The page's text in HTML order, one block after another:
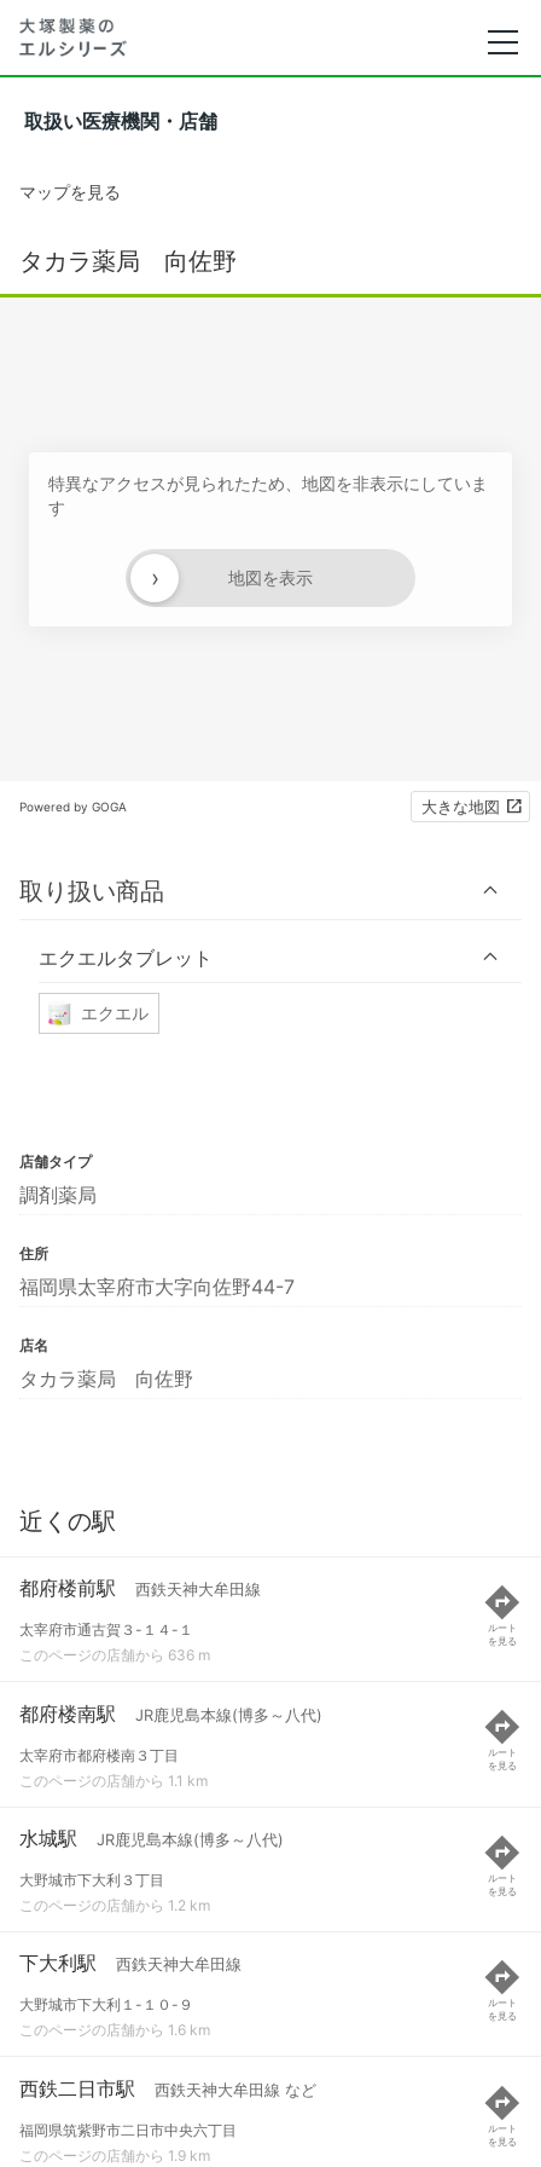
取扱い医療機関・店舗
マップを見る
タカラ薬局 向佐野
特異なアクセスが見られたため、地図を非表示にしていま
す
地図を表示
›
Powered by GOGA 大きな地図
取り扱い商品
エクエルタブレット
エクエル
店舗タイプ
調剤薬局
住所
福岡県太宰府市大字向佐野44-7
店名
タカラ薬局 向佐野
近くの駅
都府楼前駅 西鉄天神大牟田線
太宰府市通古賀３-１４-１
このページの店舗から 636 m
ルート
を見る
都府楼南駅 JR鹿児島本線(博多～八代)
太宰府市都府楼南３丁目
このページの店舗から 1.1 km
ルート
を見る
水城駅 JR鹿児島本線(博多～八代)
大野城市下大利３丁目
このページの店舗から 1.2 km
ルート
を見る
下大利駅 西鉄天神大牟田線
大野城市下大利１-１０-９
このページの店舗から 1.6 km
ルート
を見る
西鉄二日市駅 西鉄天神大牟田線 など
福岡県筑紫野市二日市中央六丁目
このページの店舗から 1.9 km
ルート
を見る